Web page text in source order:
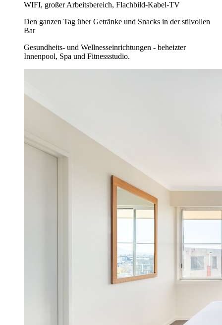
WIFI, großer Arbeitsbereich, Flachbild-Kabel-TV
Den ganzen Tag über Getränke und Snacks in der stilvollen
Bar
Gesundheits- und Wellnesseinrichtungen - beheizter
Innenpool, Spa und Fitnessstudio.